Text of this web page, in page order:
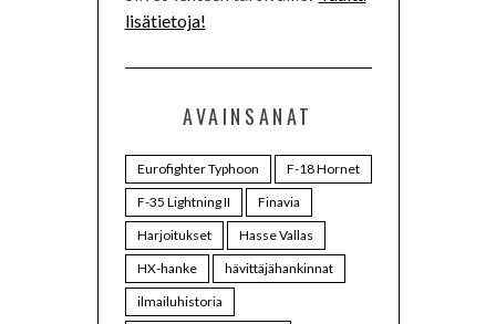
lisätietoja!
AVAINSANAT
Eurofighter Typhoon
F-18 Hornet
F-35 Lightning II
Finavia
Harjoitukset
Hasse Vallas
HX-hanke
hävittäjähankinnat
ilmailuhistoria